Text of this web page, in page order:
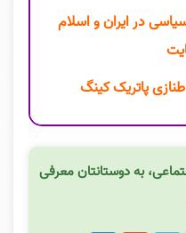
در ایران و اسلام
پاتریک کینگ
به دوستانتان معرفی